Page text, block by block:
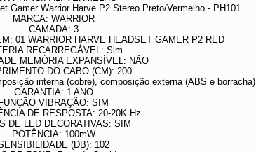
Gamer Warrior Harve P2 Stereo Preto/Vermelho - PH101
MARCA: WARRIOR
CAMADA: 3
01 WARRIOR HARVE HEADSET GAMER P2 RED
RECARREGÁVEL: Sim
MEMÓRIA EXPANSÍVEL: NÃO
DO CABO (CM): 200
interna (cobre), composição externa (ABS e borracha)
GARANTIA: 1 ANO
FUNÇÃO VIBRAÇÃO: SIM
DE RESPOSTA: 20-20K Hz
DE LED DECORATIVAS: SIM
POTÊNCIA: 100mW
(DB): 102